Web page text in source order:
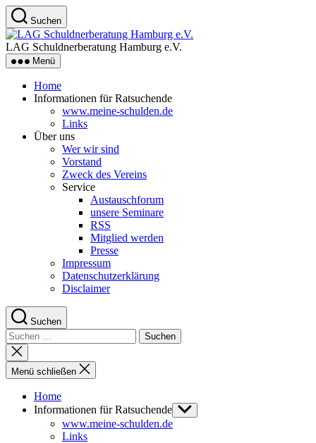
Zum
Inhalt
springen
Suchen
LAG Schuldnerberatung Hamburg e.V.
Menü
Home
Informationen für Ratsuchende
www.meine-schulden.de
Links
Über uns
Wer wir sind
Vorstand
Zweck des Vereins
Service
Austauschforum
unsere Seminare
RSS
Mitglied werden
Presse
Impressum
Datenschutzerklärung
Disclaimer
Suchen
Suchen
nach:
Suche
schließen
Menü schließen
Home
Informationen für Ratsuchende Untermenü
anzeigen
www.meine-schulden.de
Links